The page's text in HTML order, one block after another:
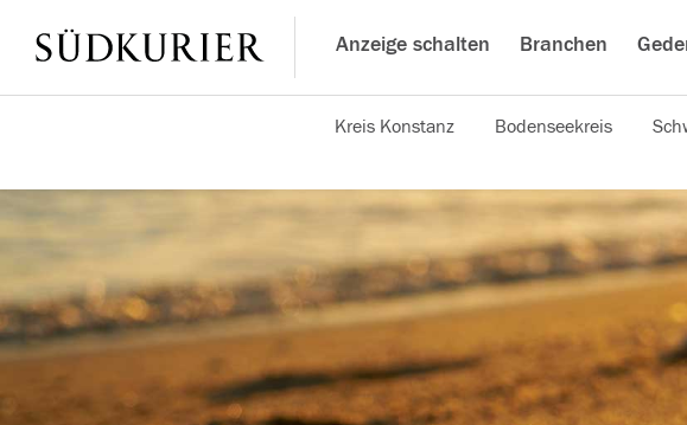
Anzeige schalten Branchen
Kreis Konstanz Bodenseekreis